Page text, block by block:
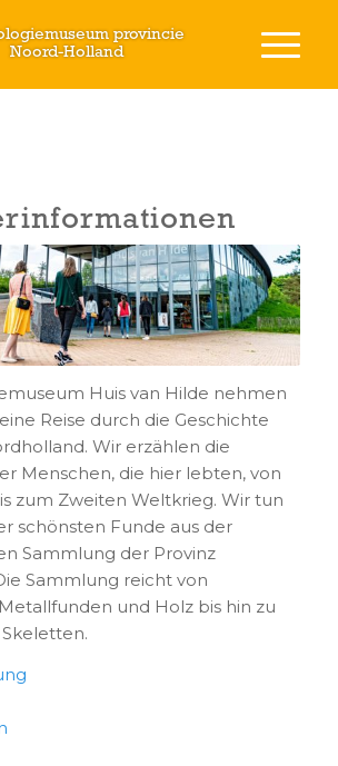
provincie
Noord-Holland
Huis van Hilde nehmen
Reise durch die Geschichte
Wir erzählen die
Menschen, die hier lebten, von
zum Zweiten Weltkrieg. Wir tun
schönsten Funde aus der
Sammlung der Provinz
Sammlung reicht von
und Holz bis hin zu